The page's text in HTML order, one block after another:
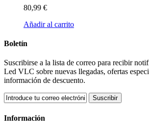
80,99 €
Añadir al carrito
Boletín
Suscribirse a la lista de correo para recibir
Led VLC sobre nuevas llegadas, ofertas
información de descuento.
Suscribir
Información